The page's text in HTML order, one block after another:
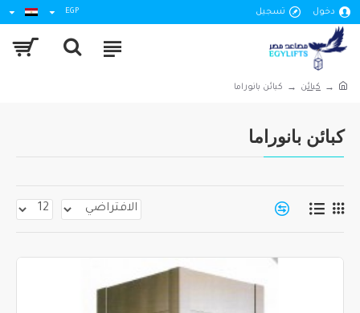
دخول تسجيل EGP
كبائن كبائن بانوراما
كبائن بانوراما